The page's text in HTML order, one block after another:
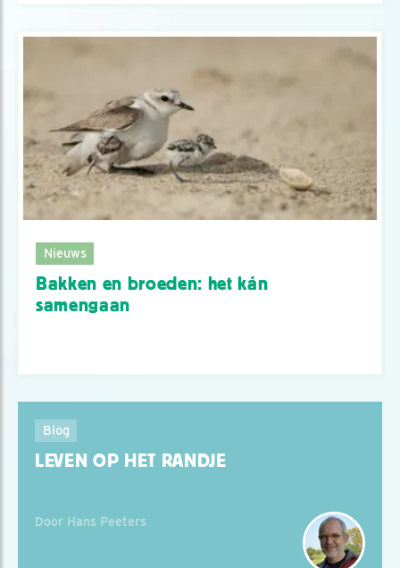
Nieuws
Bakken en broeden: het kán
samengaan
Blog
LEVEN OP HET RANDJE
Door Hans Peeters